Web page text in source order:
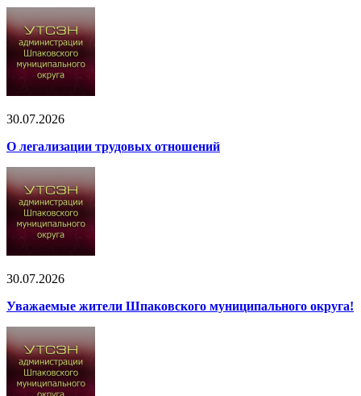
30.07.2026
О легализации трудовых отношений
30.07.2026
Уважаемые жители Шпаковского муниципального округа!